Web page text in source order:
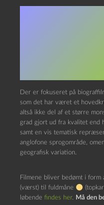
Der er fokuseret på
som det har været et
altså ikke del af et større
grad gjort ud fra kvalitet end
samt en vis tematisk
anglofone sprogområde,
geografisk variation.
Filmene bliver bedømt i form
(værst) til fuldmåne
løbende findes her. Må den